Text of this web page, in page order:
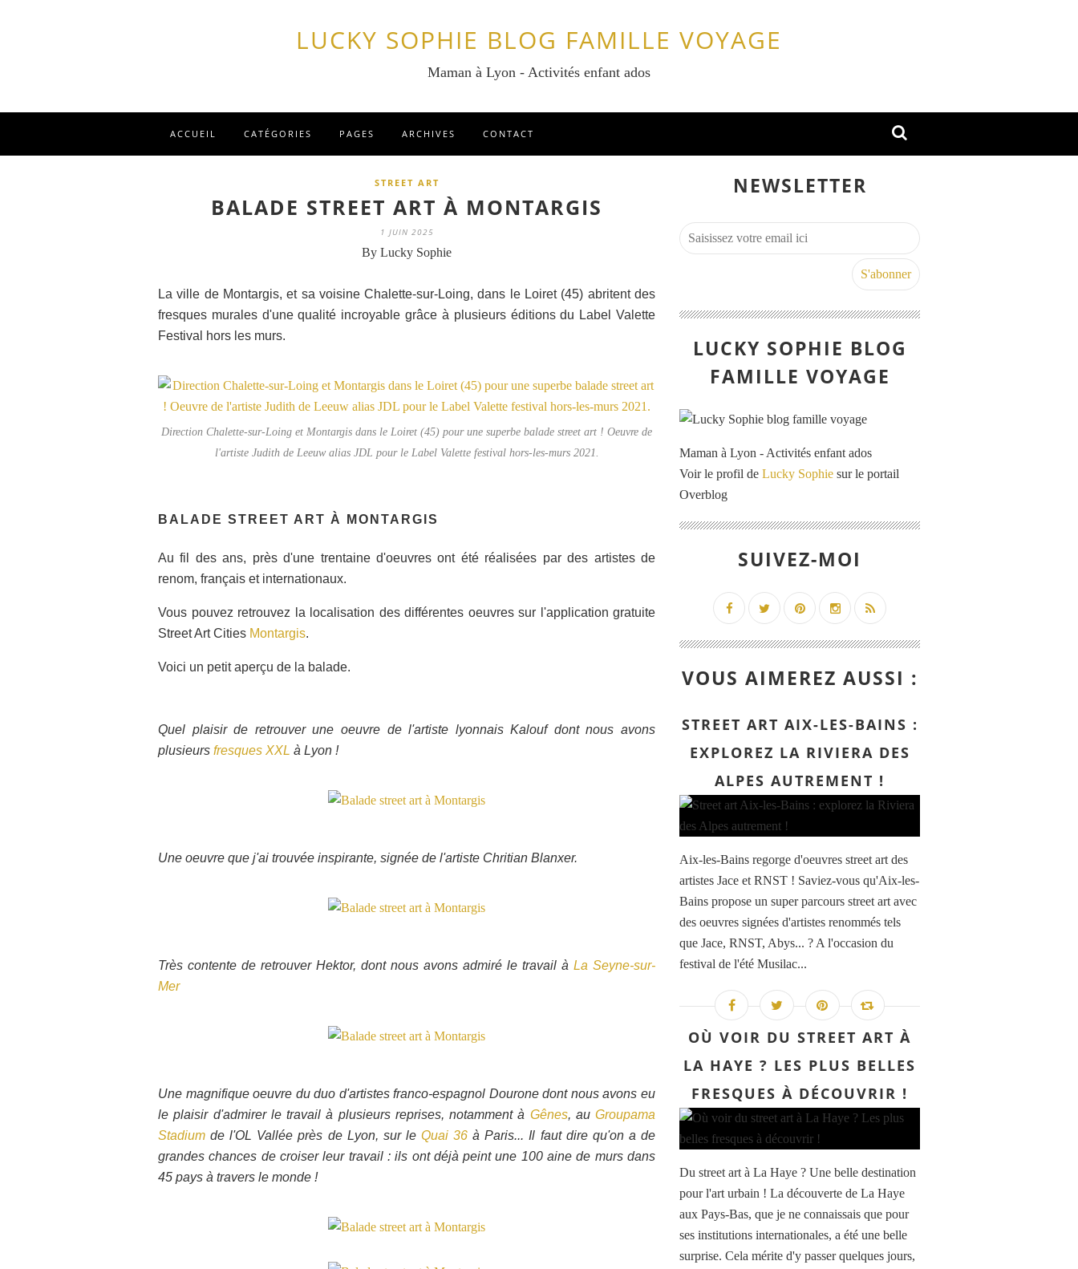
LUCKY SOPHIE BLOG FAMILLE VOYAGE
Maman à Lyon - Activités enfant ados
ACCUEIL CATÉGORIES PAGES ARCHIVES CONTACT
STREET ART
BALADE STREET ART À MONTARGIS
1 JUIN 2025
By Lucky Sophie
La ville de Montargis, et sa voisine Chalette-sur-Loing, dans le Loiret (45) abritent des
fresques murales d'une qualité incroyable grâce à plusieurs éditions du Label Valette
Festival hors les murs.
Direction Chalette-sur-Loing et Montargis dans le Loiret (45) pour une superbe balade street art ! Oeuvre de
l'artiste Judith de Leeuw alias JDL pour le Label Valette festival hors-les-murs 2021.
BALADE STREET ART À MONTARGIS
Au fil des ans, près d'une trentaine d'oeuvres ont été réalisées par des artistes de
renom, français et internationaux.
Vous pouvez retrouvez la localisation des différentes oeuvres sur l'application gratuite
Street Art Cities Montargis.
Voici un petit aperçu de la balade.
Quel plaisir de retrouver une oeuvre de l'artiste lyonnais Kalouf dont nous avons
plusieurs fresques XXL à Lyon !
Une oeuvre que j'ai trouvée inspirante, signée de l'artiste Chritian Blanxer.
Très contente de retrouver Hektor, dont nous avons admiré le travail à La Seyne-sur-
Mer
Une magnifique oeuvre du duo d'artistes franco-espagnol Dourone dont nous avons eu
le plaisir d'admirer le travail à plusieurs reprises, notamment à Gênes, au Groupama
Stadium de l'OL Vallée près de Lyon, sur le Quai 36 à Paris... Il faut dire qu'on a de
grandes chances de croiser leur travail : ils ont déjà peint une 100 aine de murs dans
45 pays à travers le monde !
NEWSLETTER
LUCKY SOPHIE BLOG
FAMILLE VOYAGE
Maman à Lyon - Activités enfant ados
Voir le profil de Lucky Sophie sur le portail
Overblog
SUIVEZ-MOI
VOUS AIMEREZ AUSSI :
STREET ART AIX-LES-BAINS :
EXPLOREZ LA RIVIERA DES
ALPES AUTREMENT !
Aix-les-Bains regorge d'oeuvres street art des
artistes Jace et RNST ! Saviez-vous qu'Aix-les-
Bains propose un super parcours street art avec
des oeuvres signées d'artistes renommés tels
que Jace, RNST, Abys... ? A l'occasion du
festival de l'été Musilac...
OÙ VOIR DU STREET ART À
LA HAYE ? LES PLUS BELLES
FRESQUES À DÉCOUVRIR !
Du street art à La Haye ? Une belle destination
pour l'art urbain ! La découverte de La Haye
aux Pays-Bas, que je ne connaissais que pour
ses institutions internationales, a été une belle
surprise. Cela mérite d'y passer quelques jours,